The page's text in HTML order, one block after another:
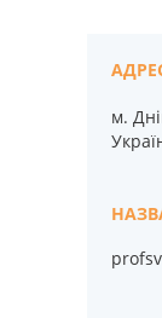
м.